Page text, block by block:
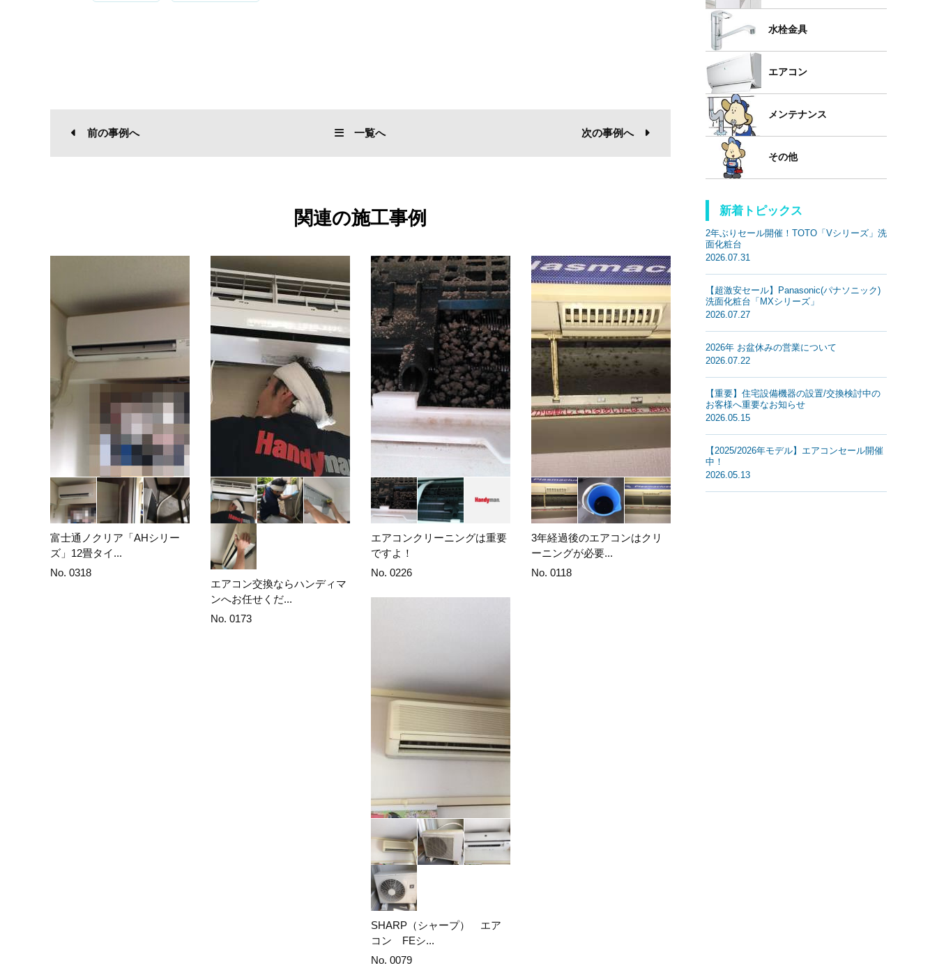
前の事例へ 一覧へ 次の事例へ
関連の施工事例
富士通ノクリア「AHシリー
ズ」12畳タイ...
No. 0318
エアコン交換ならハンディマ
ンへお任せくだ...
No. 0173
エアコンクリーニングは重要
ですよ！
No. 0226
3年経過後のエアコンはクリ
ーニングが必要...
No. 0118
SHARP（シャープ） エア
コン FEシ...
No. 0079
水栓金具
エアコン
メンテナンス
その他
新着トピックス
2年ぶりセール開催！TOTO「Vシリーズ」洗
面化粧台
2026.07.31
【超激安セール】Panasonic(パナソニック)
洗面化粧台「MXシリーズ」
2026.07.27
2026年 お盆休みの営業について
2026.07.22
【重要】住宅設備機器の設置/交換検討中の
お客様へ重要なお知らせ
2026.05.15
【2025/2026年モデル】エアコンセール開催
中！
2026.05.13